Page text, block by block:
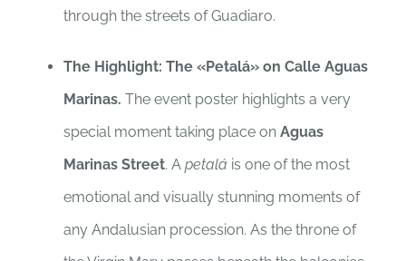
through the streets of Guadiaro.
The Highlight: The «Petalá» on Calle Aguas
Marinas. The event poster highlights a very
special moment taking place on Aguas
Marinas Street. A petalá is one of the most
emotional and visually stunning moments of
any Andalusian procession. As the throne of